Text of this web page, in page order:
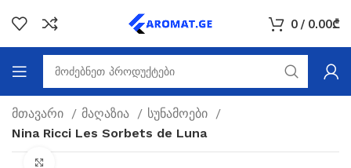
0 / 0.00₾
მთავარი მაღაზია
სუნამოები
Nina Ricci Les Sorbets de Luna